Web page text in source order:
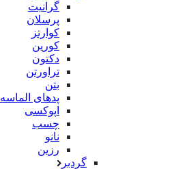
گرانیت
پرسلان
کوارتز
کورین
دکتون
تراورتن
بتن
پدهای الماسه
اپوکسی
چسب
نانو
رزین
گردبر